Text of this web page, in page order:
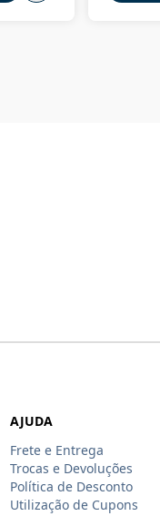
AJUDA
Frete e Entrega
Trocas e Devoluções
Política de Desconto
Utilização de Cupons